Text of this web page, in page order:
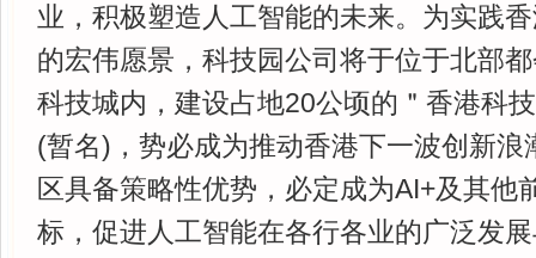
业，积极塑造人工智能的未来。为实践
的宏伟愿景，科技园公司将于位于北部
科技城内，建设占地20公顷的＂香港科
(暂名)，势必成为推动香港下一波创新浪
区具备策略性优势，必定成为AI+及其他
标，促进人工智能在各行各业的广泛发